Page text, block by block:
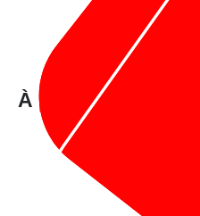
À propos de nous :